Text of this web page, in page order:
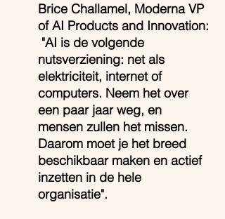
Brice Challamel, Moderna VP
of AI Products and Innovation:
"AI is de volgende
nutsverziening: net als
elektriciteit, internet of
computers. Neem het over
een paar jaar weg, en
mensen zullen het missen.
Daarom moet je het breed
beschikbaar maken en actief
inzetten in de hele
organisatie".